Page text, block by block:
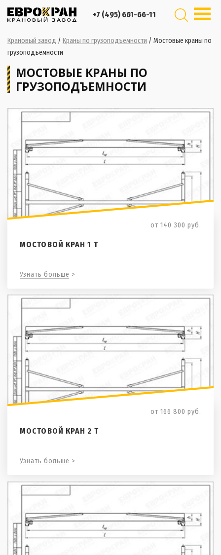
+7 (495) 661-66-11
Крановый завод / Краны по грузоподъемности / Мостовые краны по
грузоподъемности
МОСТОВЫЕ КРАНЫ ПО
ГРУЗОПОДЪЕМНОСТИ
от 140 300 руб.
МОСТОВОЙ КРАН 1 Т
Узнать больше >
от 166 800 руб.
МОСТОВОЙ КРАН 2 Т
Узнать больше >